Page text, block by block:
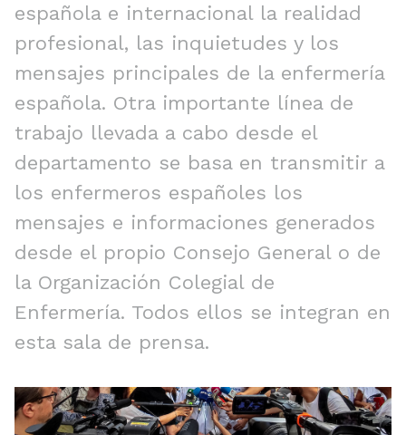
española e internacional la realidad
profesional, las inquietudes y los
mensajes principales de la enfermería
española. Otra importante línea de
trabajo llevada a cabo desde el
departamento se basa en transmitir a
los enfermeros españoles los
mensajes e informaciones generados
desde el propio Consejo General o de
la Organización Colegial de
Enfermería. Todos ellos se integran en
esta sala de prensa.